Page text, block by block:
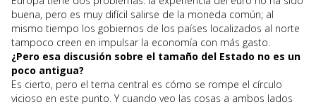
buena, pero es muy difícil salirse de la moneda común; al
mismo tiempo los gobiernos de los países localizados al norte
tampoco creen en impulsar la economía con más gasto.
¿Pero esa discusión sobre el tamaño del Estado no es un
poco antigua?
Es cierto, pero el tema central es cómo se rompe el círculo
vicioso en este punto. Y cuando veo las cosas a ambos lados